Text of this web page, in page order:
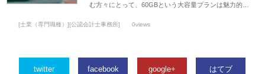
む方々にとって、60GBという大容量プランは魅力的…
[士業（専門職種）][公認会計士事務所] 0views
twitter facebook google+ はてブ